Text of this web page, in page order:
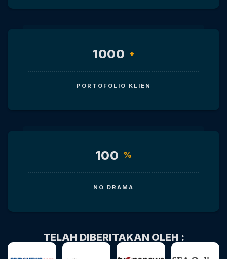
1000 +
PORTOFOLIO KLIEN
100 %
NO DRAMA
TELAH DIBERITAKAN OLEH :